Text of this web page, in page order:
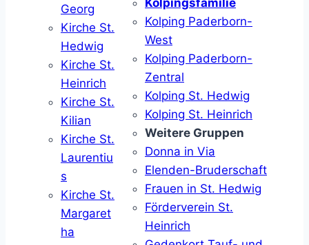
Georg
Kirche St.
Hedwig
Kirche St.
Heinrich
Kirche St.
Kilian
Kirche St.
Laurentiu
s
Kirche St.
Margaret
ha
Kolpingsfamilie
Kolping Paderborn-
West
Kolping Paderborn-
Zentral
Kolping St. Hedwig
Kolping St. Heinrich
Weitere Gruppen
Donna in Via
Elenden-Bruderschaft
Frauen in St. Hedwig
Förderverein St.
Heinrich